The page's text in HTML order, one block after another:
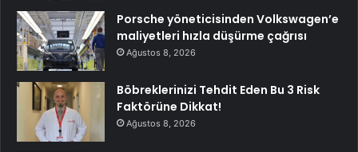
Porsche yöneticisinden Volkswagen’e
maliyetleri hızla düşürme çağrısı
Ağustos 8, 2026
Böbreklerinizi Tehdit Eden Bu 3 Risk
Faktörüne Dikkat!
Ağustos 8, 2026